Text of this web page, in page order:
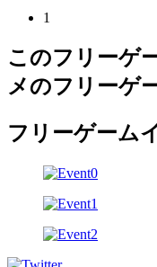
1
このフリーゲ
メのフリーゲ
フリーゲーム